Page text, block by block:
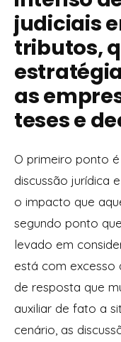
judiciais
tributos,
as
teses e
O primeiro ponto
discussão jurídica
o impacto que
segundo ponto
levado em
está com excesso
de resposta que
auxiliar de fato a
cenário, as